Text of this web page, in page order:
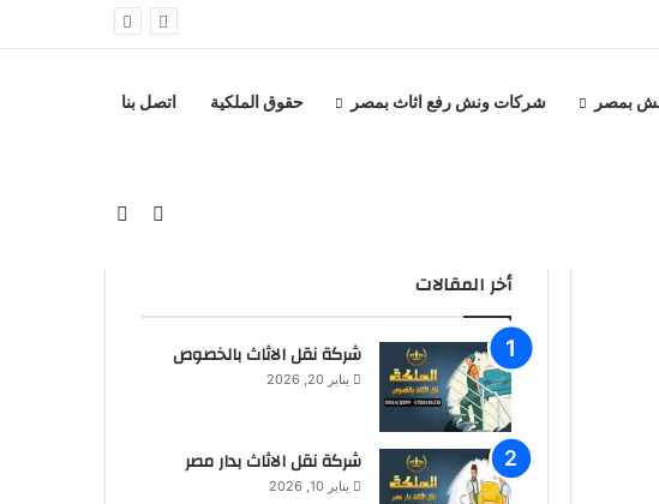
بمصر شركات ونش رفع اثاث بمصر حقوق الملكية اتصل بنا
إضافة عمود جانبي
أخر المقالات
شركة نقل الاثاث بالخصوص
يناير 20, 2026
شركة نقل الاثاث بدار مصر
يناير 10, 2026